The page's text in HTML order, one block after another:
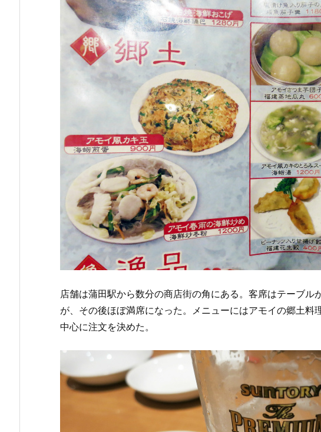
店舗は蒲田駅から数分の商店街の角にある。客席はテーブル
が、その後ほぼ満席になった。メニューにはアモイの郷土料
中心に注文を決めた。